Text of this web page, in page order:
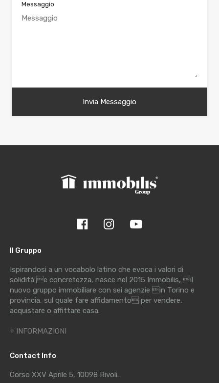
Messaggio
Il Gruppo
Ispirandosi a un vocabolo latino che evoca i valori di
solidità e concretezza, nasce nel 2015 Immobilis, il
nuovo gruppo immobiliare con sei agenzie in Torino e
provincia, sul quale fare affidamento per vendere,
acquistare o affittare casa.
+ INFORMAZIONI
Contact Info
Corso XXV Aprile 5, 10098 Rivoli.